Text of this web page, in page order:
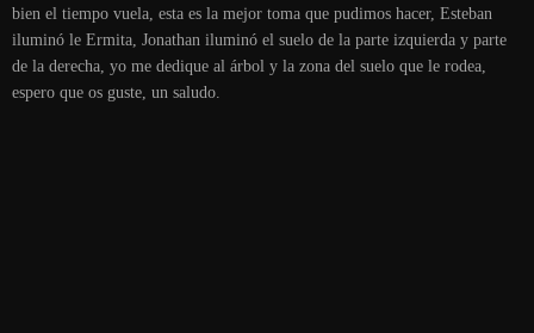
bien el tiempo vuela, esta es la mejor toma que pudimos hacer, Esteban
iluminó le Ermita, Jonathan iluminó el suelo de la parte izquierda y parte
de la derecha, yo me dedique al árbol y la zona del suelo que le rodea,
espero que os guste, un saludo.